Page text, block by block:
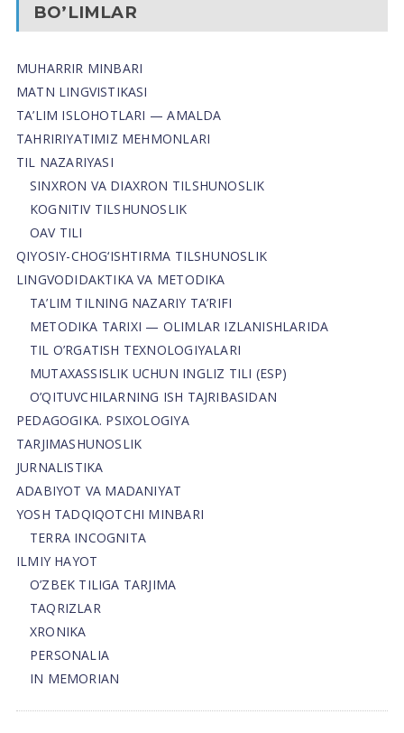
BO’LIMLAR
MUHARRIR MINBARI
MATN LINGVISTIKASI
TA’LIM ISLOHOTLARI — AMALDA
TAHRIRIYATIMIZ MEHMONLARI
TIL NAZARIYASI
SINXRON VA DIAXRON TILSHUNOSLIK
KOGNITIV TILSHUNOSLIK
OAV TILI
QIYOSIY-CHOG‘ISHTIRMA TILSHUNOSLIK
LINGVODIDAKTIKA VA METODIKA
TA’LIM TILNING NAZARIY TA’RIFI
METODIKA TARIXI — OLIMLAR IZLANISHLARIDA
TIL O’RGATISH TEXNOLOGIYALARI
MUTAXASSISLIK UCHUN INGLIZ TILI (ESP)
O’QITUVCHILARNING ISH TAJRIBASIDAN
PEDAGOGIKA. PSIXOLOGIYA
TARJIMASHUNOSLIK
JURNALISTIKA
ADABIYOT VA MADANIYAT
YOSH TADQIQOTCHI MINBARI
TERRA INCOGNITA
ILMIY HAYOT
O’ZBEK TILIGA TARJIMA
TAQRIZLAR
XRONIKA
PERSONALIA
IN MEMORIAN